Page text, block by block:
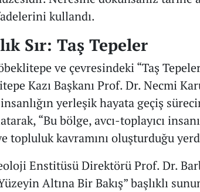
kullandı.
Sır: Taş Tepeler
ve çevresindeki “Taş
Kazı Başkanı Prof. Dr. Necmi
insanlığın yerleşik hayata geçiş
“Bu bölge, avcı-toplayıcı
topluluk kavramını oluşturduğu
Enstitüsü Direktörü Prof. Dr.
Altına Bir Bakış” başlıklı